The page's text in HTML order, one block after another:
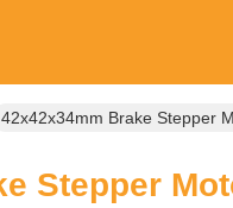
42x42x34mm Brake Stepper